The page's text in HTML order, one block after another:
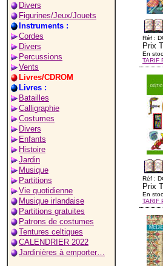
Divers
Figurines/Jeux/Jouets
Instruments :
Cordes
Divers
Percussions
Vents
Livres/CDROM
Livres :
Batailles
Calligraphie
Costumes
Divers
Enfants
Histoire
Jardin
Musique
Partitions
Vie quotidienne
Musique irlandaise
Partitions gratuites
Patrons de costumes
Tentures celtiques
CALENDRIER 2022
Jardinières à emporter…
Réf :
Prix
En
TARIF
Réf :
Prix
En
TARIF